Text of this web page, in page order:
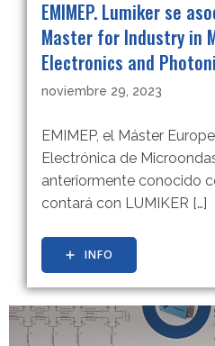
EMIMEP. Lumiker se
Master for Industry in
Electronics and
noviembre 29, 2023
EMIMEP, el Máster
Electrónica de
anteriormente conocido
contará con LUMIKER […]
INFO